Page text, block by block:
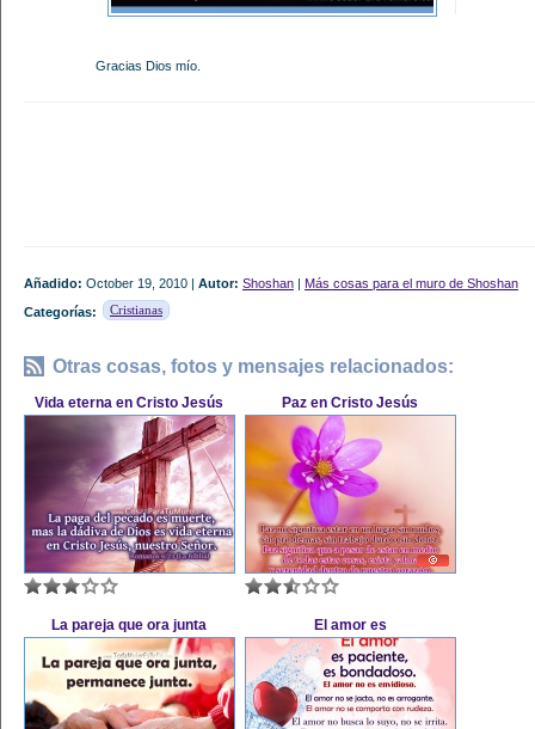
Gracias Dios mío.
Añadido: October 19, 2010 | Autor: Shoshan | Más cosas para el muro de Shoshan
Categorías:
Cristianas
Otras cosas, fotos y mensajes relacionados:
Vida eterna en Cristo Jesús Paz en Cristo Jesús
La pareja que ora junta El amor es